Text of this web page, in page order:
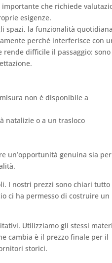
che richiede
esigenze.
spazi, la funzionalità
perché interferisce con
rende difficile il passaggio:
non è disponibile a
natalizie o a un trasloco
un’opportunità genuina sia
I nostri prezzi sono chiari tutto
ci ha permesso di costruire un
Utilizziamo gli stessi
cambia è il prezzo finale per il
storici.